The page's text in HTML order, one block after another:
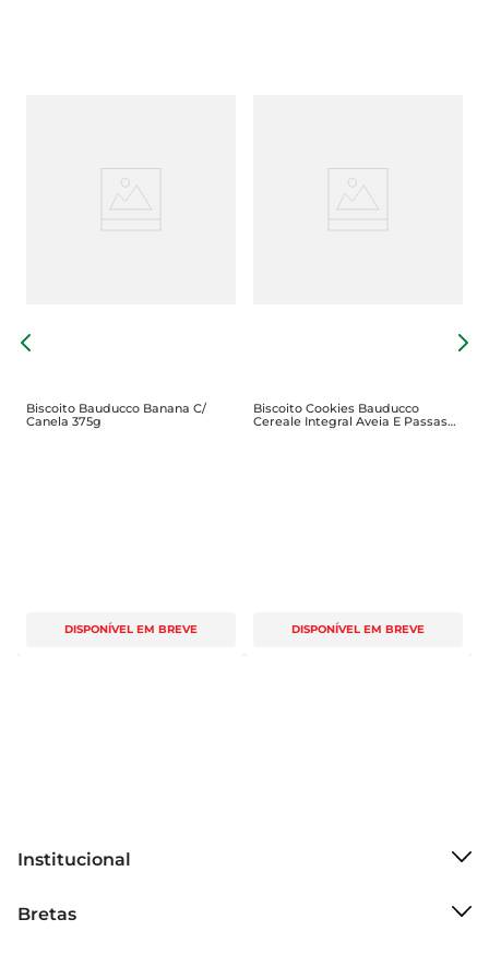
Biscoito Bauducco Banana C/
Canela 375g
DISPONÍVEL EM BREVE
Biscoito Cookies Bauducco
Cereale Integral Aveia E Passas
DISPONÍVEL EM BREVE
Institucional
Grupo Cencosud
Bretas